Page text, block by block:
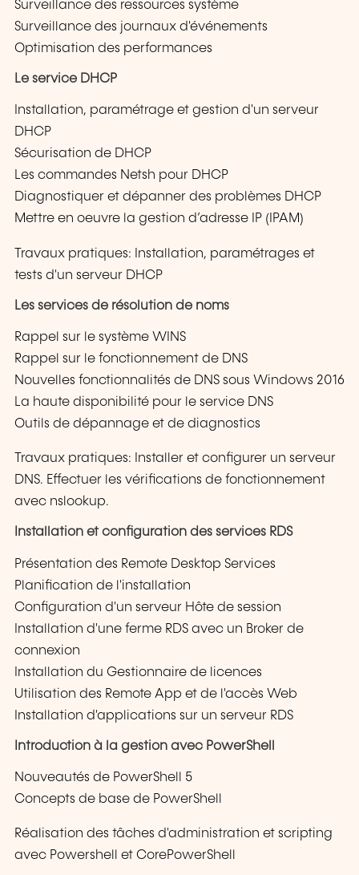
Surveillance des ressources système
Surveillance des journaux d'événements
Optimisation des performances
Le service DHCP
Installation, paramétrage et gestion d'un serveur
DHCP
Sécurisation de DHCP
Les commandes Netsh pour DHCP
Diagnostiquer et dépanner des problèmes DHCP
Mettre en oeuvre la gestion d’adresse IP (IPAM)
Travaux pratiques: Installation, paramétrages et
tests d'un serveur DHCP
Les services de résolution de noms
Rappel sur le système WINS
Rappel sur le fonctionnement de DNS
Nouvelles fonctionnalités de DNS sous Windows 2016
La haute disponibilité pour le service DNS
Outils de dépannage et de diagnostics
Travaux pratiques: Installer et configurer un serveur
DNS. Effectuer les vérifications de fonctionnement
avec nslookup.
Installation et configuration des services RDS
Présentation des Remote Desktop Services
Planification de l'installation
Configuration d'un serveur Hôte de session
Installation d'une ferme RDS avec un Broker de
connexion
Installation du Gestionnaire de licences
Utilisation des Remote App et de l'accès Web
Installation d'applications sur un serveur RDS
Introduction à la gestion avec PowerShell
Nouveautés de PowerShell 5
Concepts de base de PowerShell
Réalisation des tâches d'administration et scripting
avec Powershell et CorePowerShell